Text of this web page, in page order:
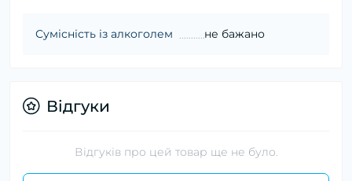
Сумісність із алкоголем не бажано
Відгуки
Відгуків про цей товар ще не було.